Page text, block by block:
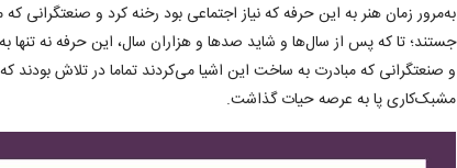
به‌مرور زمان هنر به این حرفه که نیاز اجتماعی بود رخنه کرد و
جستند؛ تا که پس از سال‌ها و شاید صدها و هزاران سال، این حرفه نه
و صنعتگرانی که مبادرت به ساخت این اشیا می‌کردند تماما در تلاش بودند
مشبک‌کاری پا به عرصه حیات گذاشت.